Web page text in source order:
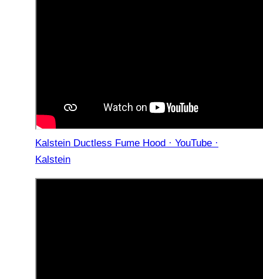
Kalstein Ductless Fume Hood · YouTube ·
Kalstein